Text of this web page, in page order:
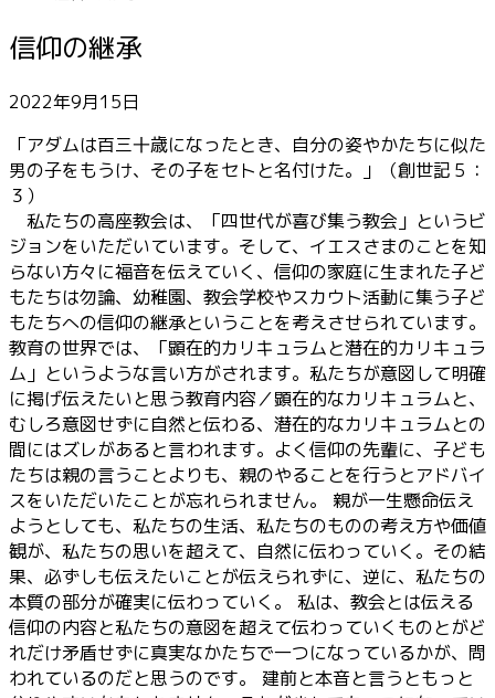
信仰の継承
2022年9月15日
「アダムは百三十歳になったとき、自分の姿やかたちに似た
男の子をもうけ、その子をセトと名付けた。」（創世記５：
３）
私たちの高座教会は、「四世代が喜び集う教会」というビ
ジョンをいただいています。そして、イエスさまのことを知
らない方々に福音を伝えていく、信仰の家庭に生まれた子ど
もたちは勿論、幼稚園、教会学校やスカウト活動に集う子ど
もたちへの信仰の継承ということを考えさせられています。
教育の世界では、「顕在的カリキュラムと潜在的カリキュラ
ム」というような言い方がされます。私たちが意図して明確
に掲げ伝えたいと思う教育内容／顕在的なカリキュラムと、
むしろ意図せずに自然と伝わる、潜在的なカリキュラムとの
間にはズレがあると言われます。よく信仰の先輩に、子ども
たちは親の言うことよりも、親のやることを行うとアドバイ
スをいただいたことが忘れられません。 親が一生懸命伝え
ようとしても、私たちの生活、私たちのものの考え方や価値
観が、私たちの思いを超えて、自然に伝わっていく。その結
果、必ずしも伝えたいことが伝えられずに、逆に、私たちの
本質の部分が確実に伝わっていく。 私は、教会とは伝える
信仰の内容と私たちの意図を超えて伝わっていくものとがど
れだけ矛盾せずに真実なかたちで一つになっているかが、問
われているのだと思うのです。 建前と本音と言うともっと